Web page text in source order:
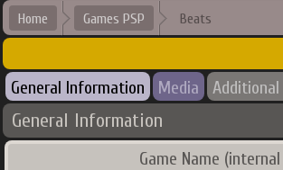
Home Games PSP Beats
General Information Media
General Information
Game Name